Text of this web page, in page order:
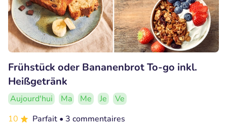
Frühstück oder Bananenbrot To-go inkl.
Heißgetränk
Aujourd'hui Ma Me Je
Ve
10
Parfait • 3 commentaires